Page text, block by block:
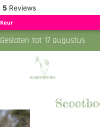
5 Reviews
Gesloten tot 17 augustus